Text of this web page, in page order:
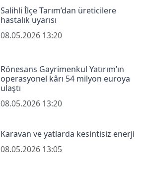
Salihli İlçe Tarım’dan üreticilere
hastalık uyarısı
08.05.2026 13:20
Rönesans Gayrimenkul Yatırım’ın
operasyonel kârı 54 milyon euroya
ulaştı
08.05.2026 13:20
Karavan ve yatlarda kesintisiz enerji
08.05.2026 13:05